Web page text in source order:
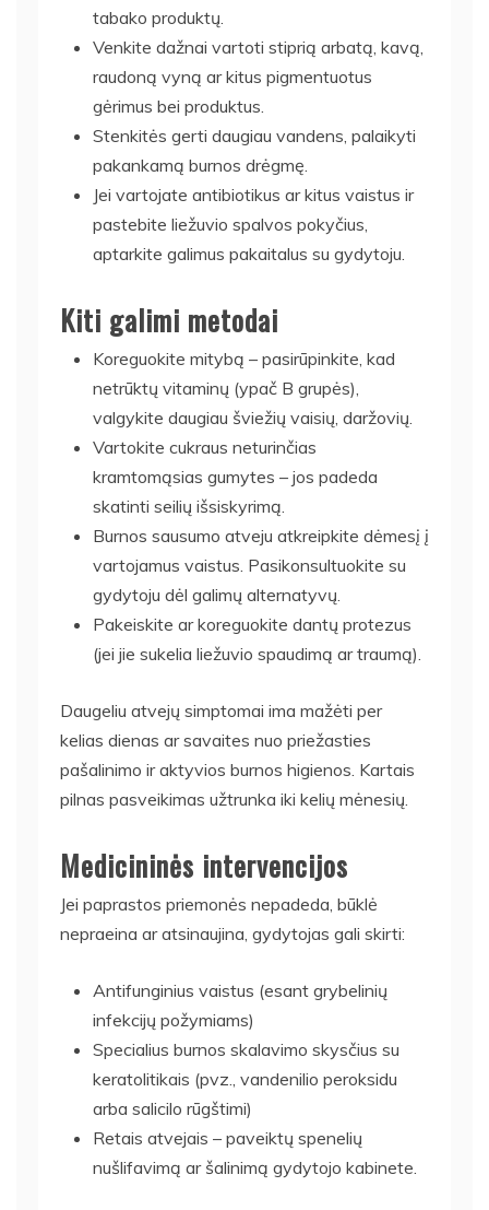
tabako produktų.
Venkite dažnai vartoti stiprią arbatą, kavą,
raudoną vyną ar kitus pigmentuotus
gėrimus bei produktus.
Stenkitės gerti daugiau vandens, palaikyti
pakankamą burnos drėgmę.
Jei vartojate antibiotikus ar kitus vaistus ir
pastebite liežuvio spalvos pokyčius,
aptarkite galimus pakaitalus su gydytoju.
Kiti galimi metodai
Koreguokite mitybą – pasirūpinkite, kad
netrūktų vitaminų (ypač B grupės),
valgykite daugiau šviežių vaisių, daržovių.
Vartokite cukraus neturinčias
kramtomąsias gumytes – jos padeda
skatinti seilių išsiskyrimą.
Burnos sausumo atveju atkreipkite dėmesį į
vartojamus vaistus. Pasikonsultuokite su
gydytoju dėl galimų alternatyvų.
Pakeiskite ar koreguokite dantų protezus
(jei jie sukelia liežuvio spaudimą ar traumą).
Daugeliu atvejų simptomai ima mažėti per
kelias dienas ar savaites nuo priežasties
pašalinimo ir aktyvios burnos higienos. Kartais
pilnas pasveikimas užtrunka iki kelių mėnesių.
Medicininės intervencijos
Jei paprastos priemonės nepadeda, būklė
nepraeina ar atsinaujina, gydytojas gali skirti:
Antifunginius vaistus (esant grybelinių
infekcijų požymiams)
Specialius burnos skalavimo skysčius su
keratolitikais (pvz., vandenilio peroksidu
arba salicilo rūgštimi)
Retais atvejais – paveiktų spenelių
nušlifavimą ar šalinimą gydytojo kabinete.